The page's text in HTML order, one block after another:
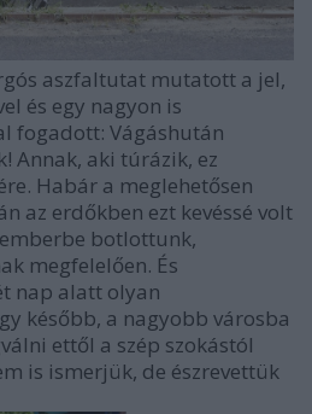
aszfaltutat mutatott a jel,
és egy nagyon is
fogadott: Vágáshután
Annak, aki túrázik, ez
Habár a meglehetősen
az erdőkben ezt kevéssé volt
botlottunk,
megfelelően. És
nap alatt olyan
később, a nagyobb városba
ettől a szép szokástól
is ismerjük, de észrevettük